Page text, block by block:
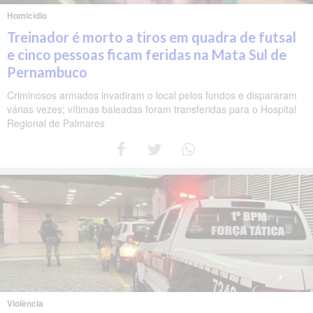
Homicídio
Treinador é morto a tiros em quadra de futsal
e cinco pessoas ficam feridas na Mata Sul de
Pernambuco
Criminosos armados invadiram o local pelos fundos e dispararam
várias vezes; vítimas baleadas foram transferidas para o Hospital
Regional de Palmares
Violência